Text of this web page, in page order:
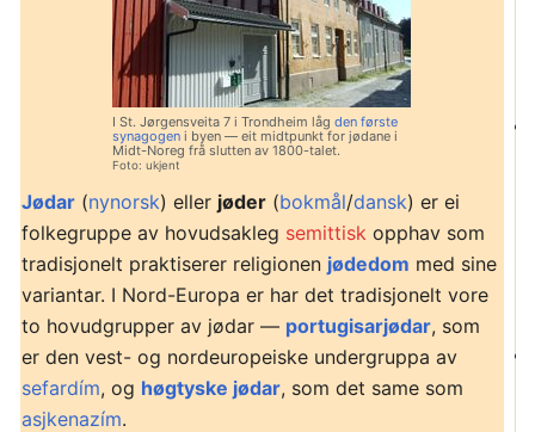
I St. Jørgensveita 7 i Trondheim låg den første
synagogeni byen — eit midtpunkt for jødane i
Midt-Noreg frå slutten av 1800-talet.
Foto: ukjent
Jødar (nynorsk) eller jøder (bokmål/dansk) er ei
folkegruppe av hovudsakleg semittisk opphav som
tradisjonelt praktiserer religionen jødedom med sine
variantar. I Nord-Europa er har det tradisjonelt vore
to hovudgrupper av jødar — portugisarjødar, som
er den vest- og nordeuropeiske undergruppa av
sefardím, og høgtyske jødar, som det same som
asjkenazím.